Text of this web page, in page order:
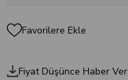
Favorilere Ekle
Fiyat Düşünce Haber Ver